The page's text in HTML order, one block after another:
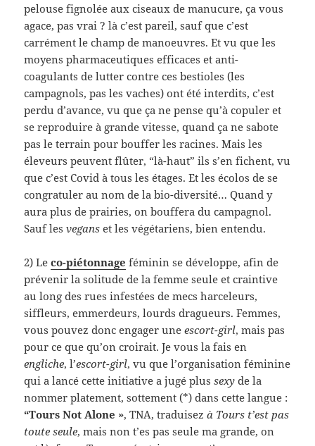
pelouse fignolée aux ciseaux de manucure, ça vous
agace, pas vrai ? là c’est pareil, sauf que c’est
carrément le champ de manoeuvres. Et vu que les
moyens pharmaceutiques efficaces et anti-
coagulants de lutter contre ces bestioles (les
campagnols, pas les vaches) ont été interdits, c’est
perdu d’avance, vu que ça ne pense qu’à copuler et
se reproduire à grande vitesse, quand ça ne sabote
pas le terrain pour bouffer les racines. Mais les
éleveurs peuvent flûter, “là-haut” ils s’en fichent, vu
que c’est Covid à tous les étages. Et les écolos de se
congratuler au nom de la bio-diversité… Quand y
aura plus de prairies, on bouffera du campagnol.
Sauf lesvegans et les végétariens, bien entendu.
2) Leco-piétonnage féminin se développe, afin de
prévenir la solitude de la femme seule et craintive
au long des rues infestées de mecs harceleurs,
siffleurs, emmerdeurs, lourds dragueurs. Femmes,
vous pouvez donc engager uneescort-girl, mais pas
pour ce que qu’on croirait. Je vous la fais en
engliche, l’escort-girl, vu que l’organisation féminine
qui a lancé cette initiative a jugé plussexy de la
nommer platement, sottement (*) dans cette langue :
“Tours Not Alone », TNA, traduisezà Tours t’est pas
toute seule, mais non t’es pas seule ma grande, on